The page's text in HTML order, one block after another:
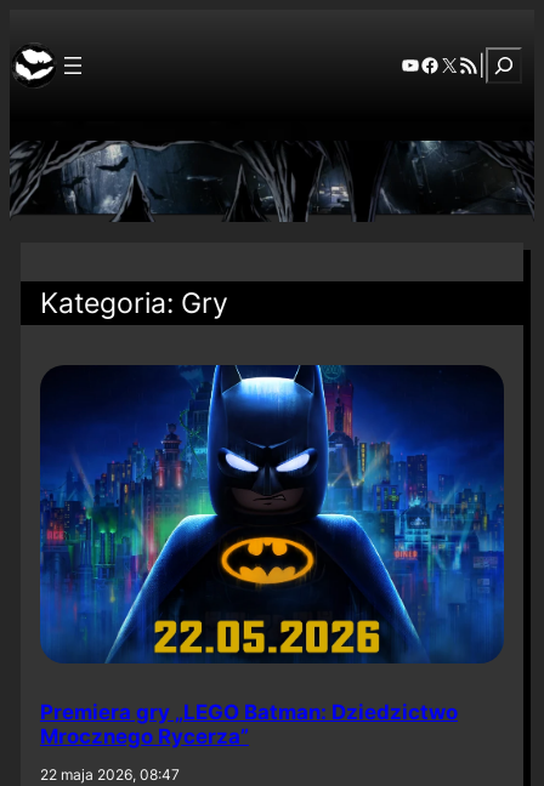
YouTube
Facebook
X RSS Feed
Kategoria: Gry
Premiera gry „LEGO Batman: Dziedzictwo
Mrocznego Rycerza”
22 maja 2026, 08:47